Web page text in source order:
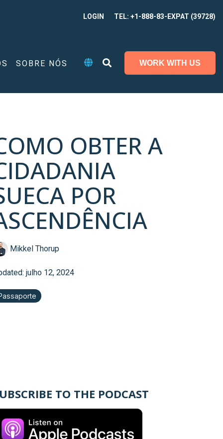
LOGIN TEL: +1-888-83-EXPAT (39728)
SOBRE NÓS WORK WITH US
OBTER A
POR
Mikkel Thorup
julho 12, 2024
TO THE PODCAST